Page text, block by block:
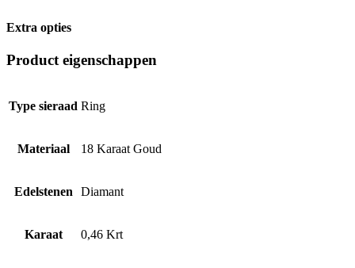
Extra opties
Product eigenschappen
Type sieraad Ring
Materiaal 18 Karaat Goud
Edelstenen Diamant
Karaat 0,46 Krt